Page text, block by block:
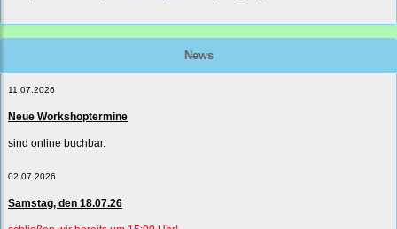
News
11.07.2026
Neue Workshoptermine
sind online buchbar.
02.07.2026
Samstag, den 18.07.26